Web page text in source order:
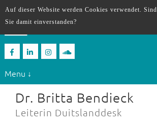
Menu ↓
Dr. Britta Bendieck
Leiterin Duitslanddesk
Auf dieser Website werden Cookies verwendet. Sind
Sie damit einverstanden?